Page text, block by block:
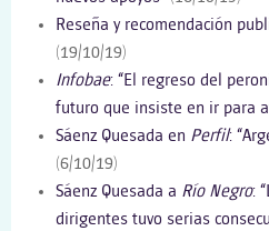
Reseña y recomendación
(19/10/19)
Infobae: “El regreso del
futuro que insiste en ir para
Sáenz Quesada en Perfil:
(6/10/19)
Sáenz Quesada a Río Negro:
dirigentes tuvo serias